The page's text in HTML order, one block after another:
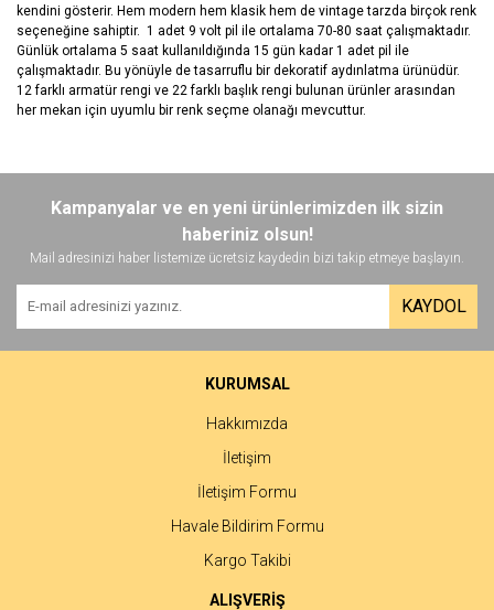
kendini gösterir. Hem modern hem klasik hem de vintage tarzda birçok renk
seçeneğine sahiptir. 1 adet 9 volt pil ile ortalama 70-80 saat çalışmaktadır.
Günlük ortalama 5 saat kullanıldığında 15 gün kadar 1 adet pil ile
çalışmaktadır. Bu yönüyle de tasarruflu bir dekoratif aydınlatma ürünüdür.
12 farklı armatür rengi ve 22 farklı başlık rengi bulunan ürünler arasından
her mekan için uyumlu bir renk seçme olanağı mevcuttur.
Bu ürüne ilk yorumu siz yapın!
Yorum Yaz
tarafımıza iletebilirsiniz.
Görüş ve önerileriniz için teşekkür ederiz.
Ürün resmi kalitesiz, bozuk veya görüntülenemiyor.
Ürün açıklamasında eksik bilgiler bulunuyor.
Ürün fiyatı diğer sitelerden daha pahalı.
Gönder
Kampanyalar ve en yeni ürünlerimizden ilk sizin
haberiniz olsun!
Mail adresinizi haber listemize ücretsiz kaydedin bizi takip etmeye başlayın.
KAYDOL
KURUMSAL
Hakkımızda
İletişim
İletişim Formu
Havale Bildirim Formu
Kargo Takibi
ALIŞVERİŞ